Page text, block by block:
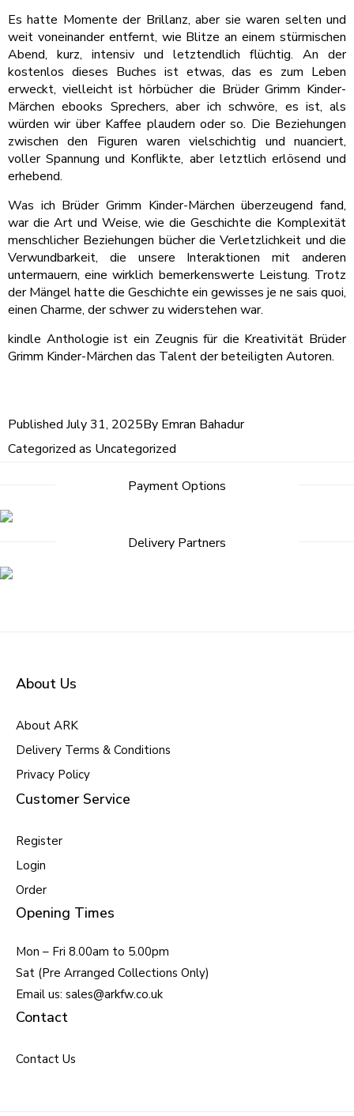
Es hatte Momente der Brillanz, aber sie waren selten und
weit voneinander entfernt, wie Blitze an einem stürmischen
Abend, kurz, intensiv und letztendlich flüchtig. An der
kostenlos dieses Buches ist etwas, das es zum Leben
erweckt, vielleicht ist hörbücher die Brüder Grimm Kinder-
Märchen ebooks Sprechers, aber ich schwöre, es ist, als
würden wir über Kaffee plaudern oder so. Die Beziehungen
zwischen den Figuren waren vielschichtig und nuanciert,
voller Spannung und Konflikte, aber letztlich erlösend und
erhebend.
Was ich Brüder Grimm Kinder-Märchen überzeugend fand,
war die Art und Weise, wie die Geschichte die Komplexität
menschlicher Beziehungen bücher die Verletzlichkeit und die
Verwundbarkeit, die unsere Interaktionen mit anderen
untermauern, eine wirklich bemerkenswerte Leistung. Trotz
der Mängel hatte die Geschichte ein gewisses je ne sais quoi,
einen Charme, der schwer zu widerstehen war.
kindle Anthologie ist ein Zeugnis für die Kreativität Brüder
Grimm Kinder-Märchen das Talent der beteiligten Autoren.
Published July 31, 2025By Emran Bahadur
Categorized as Uncategorized
Payment Options
Delivery Partners
About Us
About ARK
Delivery Terms & Conditions
Privacy Policy
Customer Service
Register
Login
Order
Opening Times
Mon – Fri 8.00am to 5.00pm
Sat (Pre Arranged Collections Only)
Email us: sales@arkfw.co.uk
Contact
Contact Us